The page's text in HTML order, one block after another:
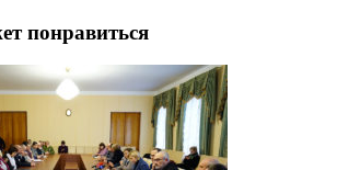
понравиться